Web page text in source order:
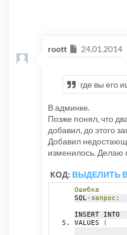
roott Сообщение
24.01.2014
где вы его
В админке.
Позже понял, что
добавил, до этого
Добавил
изменилось. Делаю
КОД: ВЫДЕЛИТЬ
Ошибка
SQL-запрос:
INSERT INTO
VALUES
(